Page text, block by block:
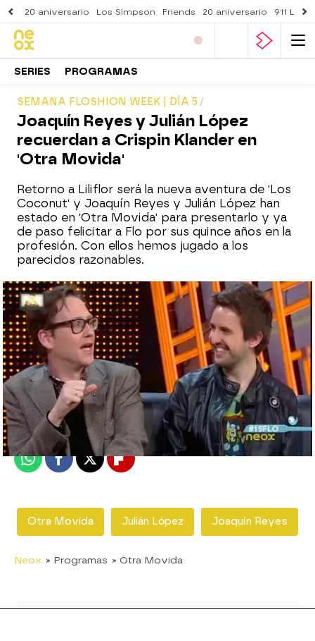
20 aniversario Los Simpson Friends 20 aniversario 911
SERIES PROGRAMAS
SEMANA FLOSHION WEEK | DÍA 5
Joaquín Reyes y Julián López
recuerdan a Crispin Klander en
'Otra Movida'
Retorno a Liliflor será la nueva aventura de 'Los
Coconut' y Joaquín Reyes y Julián López han
estado en 'Otra Movida' para presentarlo y ya
de paso felicitar a Flo por sus quince años en la
profesión. Con ellos hemos jugado a los
parecidos razonables.
neox
Madrid
Publicado: 24 de febrero de 2012, 16:47
WhatsappFacebook
X Flipboard
Otra Movida Julián López Joaquín Reyes
Neox » Programas » Otra Movida